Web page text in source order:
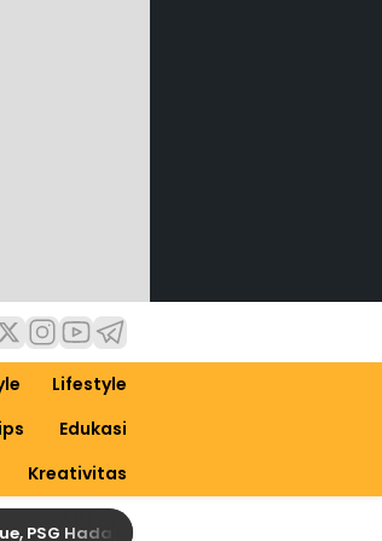
Lifestyle
Edukasi
Kreativitas
Bayern Tanpa Gelandang Kunci